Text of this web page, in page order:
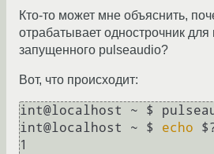
Кто-то может мне объяснить,
отрабатывает однострочник для
запущенного pulseaudio?
Вот, что происходит:
int@localhost ~ $
int@localhost ~ $ echo
1